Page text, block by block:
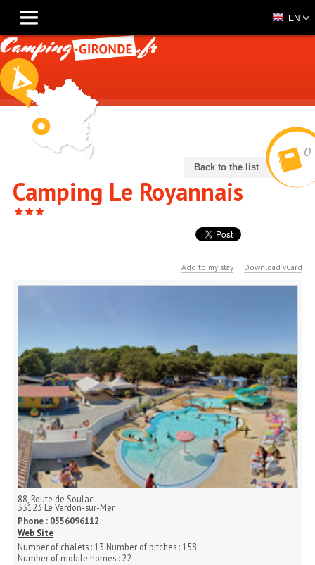
0
Back to the list
Camping Le Royannais
Add to my stay Download vCard
88, Route de Soulac
33123 Le Verdon-sur-Mer
Phone : 0556096112
Web Site
Number of chalets :13 Number of pitches :158
Number of mobile homes : 22
EN